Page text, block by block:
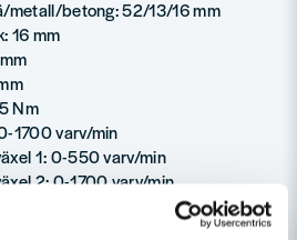
metall/betong: 52/13/16 mm
16 mm
Nm
1700 varv/min
1: 0-550 varv/min
2: 0-1700 varv/min